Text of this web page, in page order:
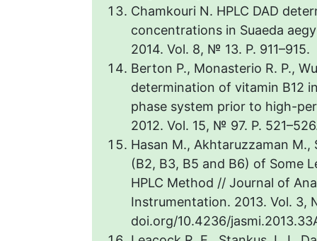
Chamkouri N. HPLC DAD
concentrations in Suaeda
2014. Vol. 8, № 13. P. 911–915.
Berton P., Monasterio R. P.,
determination of vitamin B12
phase system prior to high-
2012. Vol. 15, № 97. P.
Hasan M., Akhtaruzzaman
(B2, B3, B5 and B6) of Some
HPLC Method // Journal of
Instrumentation. 2013. Vol.
doi.org/10.4236/